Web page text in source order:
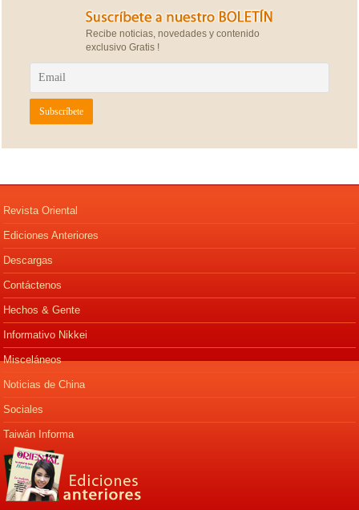
Recibe noticias, novedades y contenido
exclusivo Gratis !
Revista Oriental
Ediciones Anteriores
Descargas
Contáctenos
Hechos & Gente
Informativo Nikkei
Misceláneos
Noticias de China
Sociales
Taiwán Informa